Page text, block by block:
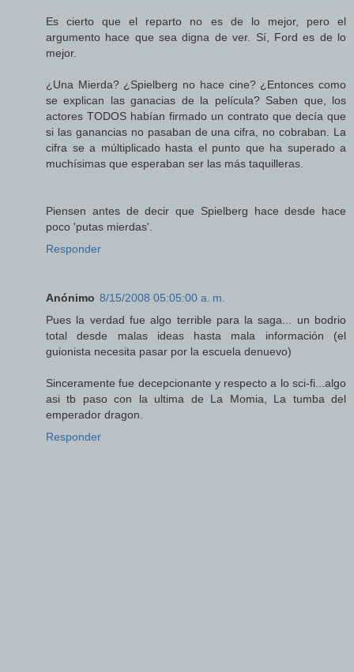
Es cierto que el reparto no es de lo mejor, pero el
argumento hace que sea digna de ver. Sí, Ford es de lo
mejor.
¿Una Mierda? ¿Spielberg no hace cine? ¿Entonces como
se explican las ganacias de la película? Saben que, los
actores TODOS habían firmado un contrato que decía que
si las ganancias no pasaban de una cifra, no cobraban. La
cifra se a múltiplicado hasta el punto que ha superado a
muchísimas que esperaban ser las más taquilleras.
Piensen antes de decir que Spielberg hace desde hace
poco 'putas mierdas'.
Responder
Anónimo 8/15/2008 05:05:00 a. m.
Pues la verdad fue algo terrible para la saga... un bodrio
total desde malas ideas hasta mala información (el
guionista necesita pasar por la escuela denuevo)
Sinceramente fue decepcionante y respecto a lo sci-fi...algo
asi tb paso con la ultima de La Momia, La tumba del
emperador dragon.
Responder